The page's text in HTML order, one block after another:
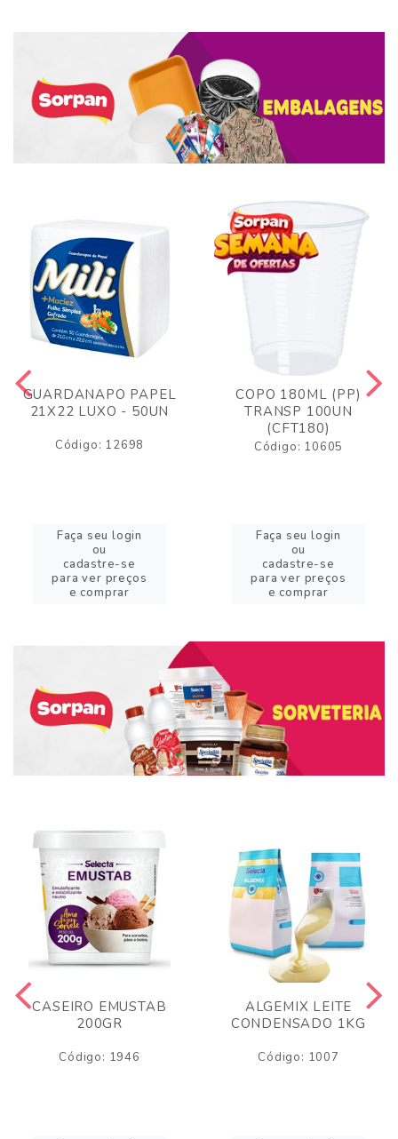
GUARDANAPO PAPEL
21X22 LUXO - 50UN
Código: 12698
Faça seu login
ou
cadastre-se
para ver preços
e comprar
COPO 180ML (PP)
TRANSP 100UN
(CFT180)
Código: 10605
Faça seu login
ou
cadastre-se
para ver preços
e comprar
CASEIRO EMUSTAB
200GR
Código: 1946
ALGEMIX LEITE
CONDENSADO 1KG
Código: 1007